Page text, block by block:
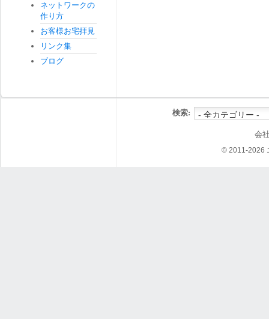
ネットワークの
作り方
お客様お宅拝見
リンク集
ブログ
検索:
会
© 2011-2026